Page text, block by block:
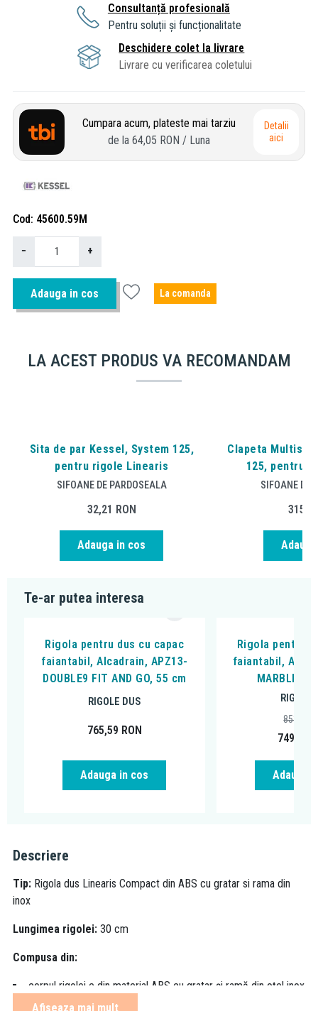
Consultanță profesională
Pentru soluții și funcționalitate
Deschidere colet la livrare
Livrare cu verificarea coletului
Cumpara acum, plateste mai tarziu
de la 64,05 RON / Luna
Detalii
aici
Cod 45600.59M
− +
Adauga in cos La comanda
LA ACEST PRODUS VA RECOMANDAM
Sita de par Kessel, System 125,
pentru rigole Linearis
SIFOANE DE PARDOSEALA
32,21 RON
Adauga in cos
Clapeta
125, pentru
SIFOANE DE
Te-ar putea interesa
Rigola pentru dus cu capac
faiantabil, Alcadrain, APZ13-
DOUBLE9 FIT AND GO, 55 cm
RIGOLE DUS
765,59 RON
Adauga in cos
Rigola pentru
faiantabil,
MARBLE
RIGOLE
749,00
853,83
Adauga
Descriere
Tip: Rigola dus Linearis Compact din ABS cu gratar si rama din
inox
Lungimea rigolei: 30 cm
Compusa din:
corpul rigolei e din material ABS cu gratar şi ramă din oţel inox
membrana de hidroizolatie
Afiseaza mai mult